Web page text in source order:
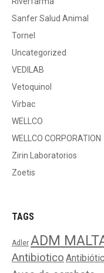
Sanfer Salud Animal
Tornel
Uncategorized
VEDILAB
Vetoquinol
Virbac
WELLCO
WELLCO CORPORATION
Zirin Laboratorios
Zoetis
TAGS
Adler ADM
Antibiotico